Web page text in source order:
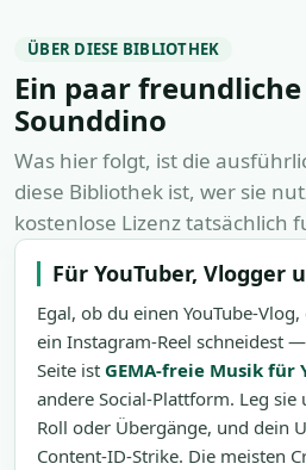
ÜBER DIESE BIBLIOTHEK
Ein paar
Sounddino
Was hier folgt, ist die
diese Bibliothek ist, wer sie
kostenlose Lizenz tatsächlich
Für YouTuber, Vlogger
Egal, ob du einen YouTube-
ein Instagram-Reel schneidest
Seite ist GEMA-freie Musik für
andere Social-Plattform. Leg sie
Roll oder Übergänge, und dein
Content-ID-Strike. Die meisten